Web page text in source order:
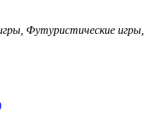
Футуристические